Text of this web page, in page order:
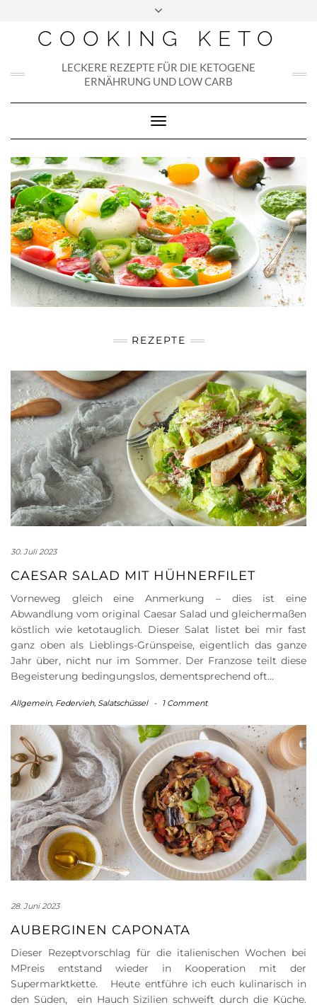
COOKING KETO
LECKERE REZEPTE FÜR DIE KETOGENE
ERNÄHRUNG UND LOW CARB
Toggle
Navigation
REZEPTE
30. Juli 2023
CAESAR SALAD MIT HÜHNERFILET
Vorneweg gleich eine Anmerkung – dies ist eine
Abwandlung vom original Caesar Salad und gleichermaßen
köstlich wie ketotauglich. Dieser Salat listet bei mir fast
ganz oben als Lieblings-Grünspeise, eigentlich das ganze
Jahr über, nicht nur im Sommer. Der Franzose teilt diese
Begeisterung bedingungslos, dementsprechend oft…
Allgemein, Federvieh, Salatschüssel - 1 Comment
28. Juni 2023
AUBERGINEN CAPONATA
Dieser Rezeptvorschlag für die italienischen Wochen bei
MPreis entstand wieder in Kooperation mit der
Supermarktkette. Heute entführe ich euch kulinarisch in
den Süden, ein Hauch Sizilien schweift durch die Küche.